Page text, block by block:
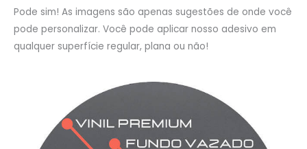
Pode sim! As imagens são apenas sugestões de onde você
pode personalizar. Você pode aplicar nosso adesivo em
qualquer superfície regular, plana ou não!